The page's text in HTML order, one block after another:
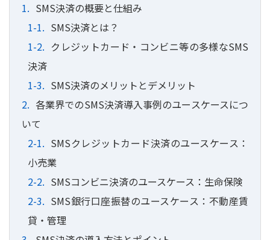
SMS決済の概要と仕組み
SMS決済とは？
クレジットカード・コンビニ等の多様なSMS
決済
SMS決済のメリットとデメリット
各業界でのSMS決済導入事例のユースケースにつ
いて
SMSクレジットカード決済のユースケース：
小売業
SMSコンビニ決済のユースケース：生命保険
SMS銀行口座振替のユースケース：不動産賃
貸・管理